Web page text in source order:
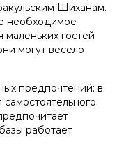
Шиханам.
необходимое
гостей
могут весело
предпочтений: в
работает